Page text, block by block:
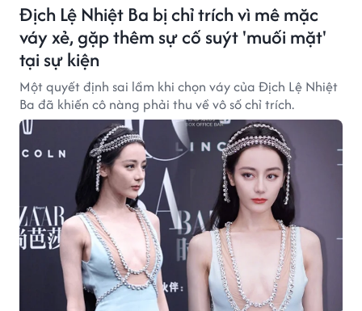
Địch Lệ Nhiệt Ba bị chỉ trích vì mê mặc
váy xẻ, gặp thêm sự cố suýt 'muối mặt'
tại sự kiện
Một quyết định sai lầm khi chọn váy của Địch Lệ Nhiệt
Ba đã khiến cô nàng phải thu về vô số chỉ trích.